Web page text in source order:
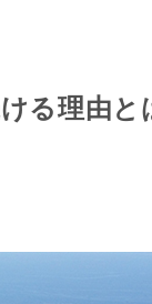
る理由と